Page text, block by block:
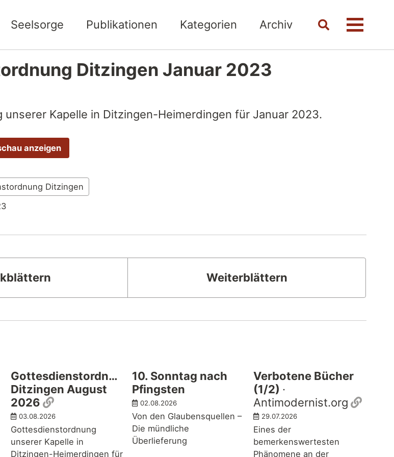
Seelsorge Publikationen Kategorien Archiv
ToggleMenü
Ditzingen Januar 2023
Kapelle in Ditzingen-Heimerdingen für Januar 2023.
anzeigen
Ditzingen
Weiterblättern
Gottesdienstordnung
Ditzingen August
2026
Permalink
03.08.2026
Gottesdienstordnung
unserer Kapelle in
Ditzingen-Heimerdingen für
10. Sonntag nach
Pfingsten
02.08.2026
Von den Glaubensquellen –
Die mündliche
Überlieferung
Verbotene Bücher
(1/2) ·
Antimodernist.org
29.07.2026
Eines der
bemerkenswertesten
Phänomene an der